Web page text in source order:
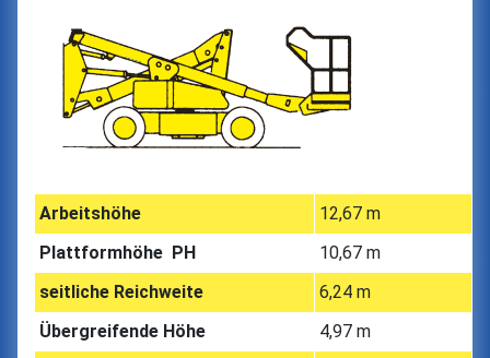
Arbeitshöhe
12,67 m
Plattformhöhe PH
10,67 m
seitliche Reichweite
6,24 m
Übergreifende Höhe
4,97 m